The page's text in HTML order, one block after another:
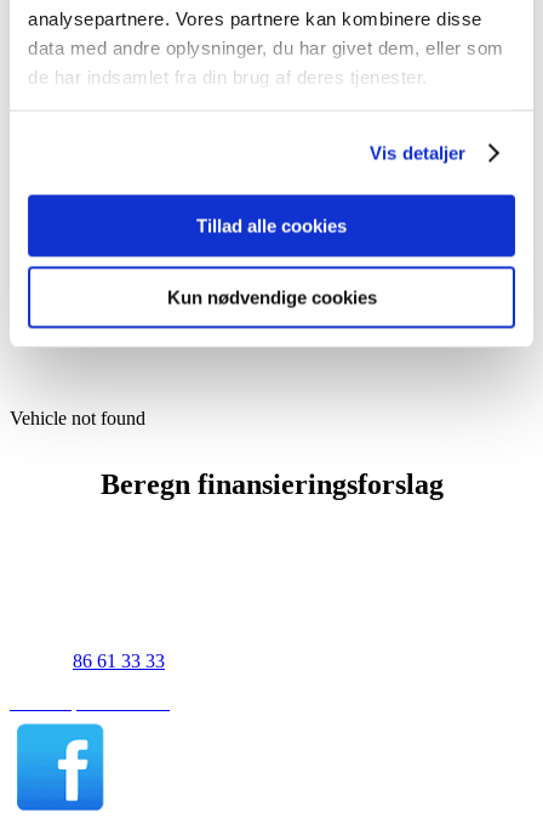
analysepartnere. Vores partnere kan kombinere disse
data med andre oplysninger, du har givet dem, eller som
de har indsamlet fra din brug af deres tjenester.
Vis detaljer
Tillad alle cookies
Kun nødvendige cookies
Vehicle not found
Specifikationer
Vehicle not found
Beregn finansieringsforslag
86 61 33 33